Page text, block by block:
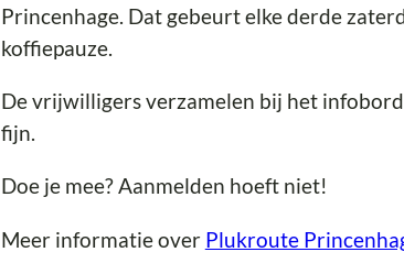
Princenhage. Dat gebeurt elke derde
koffiepauze.
De vrijwilligers verzamelen bij het
fijn.
Doe je mee? Aanmelden hoeft niet!
Meer informatie over Plukroute